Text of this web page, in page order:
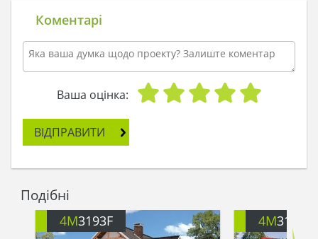
Коментарі
Ваша оцінка:
ВІДПРАВИТИ
Подібні
4M3193F 4M3193I